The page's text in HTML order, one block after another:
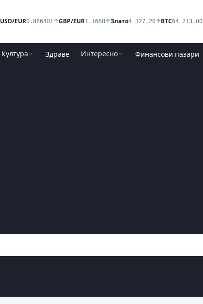
USD/EUR0.866401↑GBP/EUR1.1668↑Злато4 327.20↑BTC64 213.00
Култура Здраве Интересно Финансови пазари